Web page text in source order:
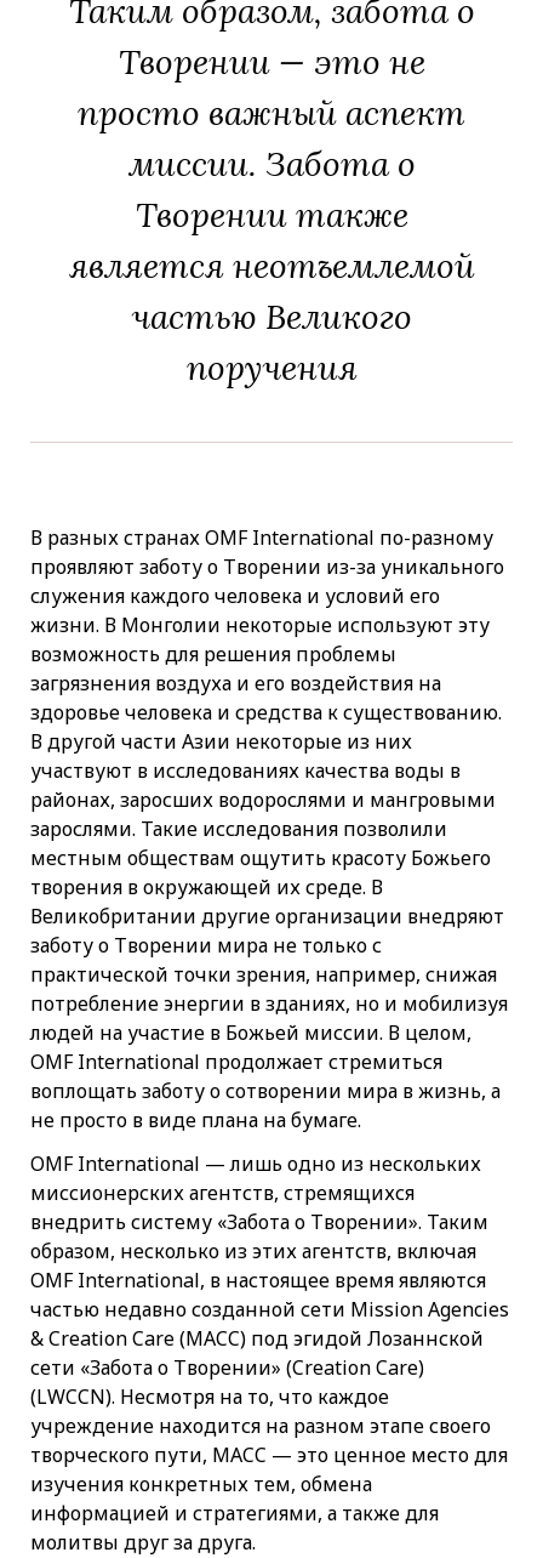
Таким образом, забота о
Творении — это не
просто важный аспект
миссии. Забота о
Творении также
является неотъемлемой
частью Великого
поручения
В разных странах OMF International по-разному
проявляют заботу о Творении из-за уникального
служения каждого человека и условий его
жизни. В Монголии некоторые используют эту
возможность для решения проблемы
загрязнения воздуха и его воздействия на
здоровье человека и средства к существованию.
В другой части Азии некоторые из них
участвуют в исследованиях качества воды в
районах, заросших водорослями и мангровыми
зарослями. Такие исследования позволили
местным обществам ощутить красоту Божьего
творения в окружающей их среде. В
Великобритании другие организации внедряют
заботу о Творении мира не только с
практической точки зрения, например, снижая
потребление энергии в зданиях, но и мобилизуя
людей на участие в Божьей миссии. В целом,
OMF International продолжает стремиться
воплощать заботу о сотворении мира в жизнь, а
не просто в виде плана на бумаге.
OMF International — лишь одно из нескольких
миссионерских агентств, стремящихся
внедрить систему «Забота о Творении». Таким
образом, несколько из этих агентств, включая
OMF International, в настоящее время являются
частью недавно созданной сети Mission Agencies
& Creation Care (MACC) под эгидой Лозаннской
сети «Забота о Творении» (Creation Care)
(LWCCN). Несмотря на то, что каждое
учреждение находится на разном этапе своего
творческого пути, MACC — это ценное место для
изучения конкретных тем, обмена
информацией и стратегиями, а также для
молитвы друг за друга.